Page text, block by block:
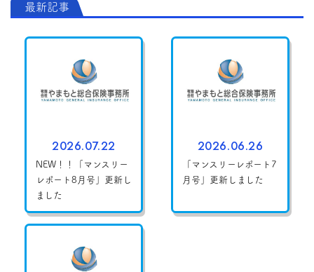
最新記事
2026.07.22
NEW！！「マンスリー
レポート8月号」更新し
ました
2026.06.26
「マンスリーレポート7
月号」更新しました